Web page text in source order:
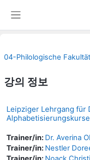
04-Philologische Fakultät
강의 정보
Leipziger Lehrgang für
Trainer/in: Dr. Averina
Trainer/in: Nestler